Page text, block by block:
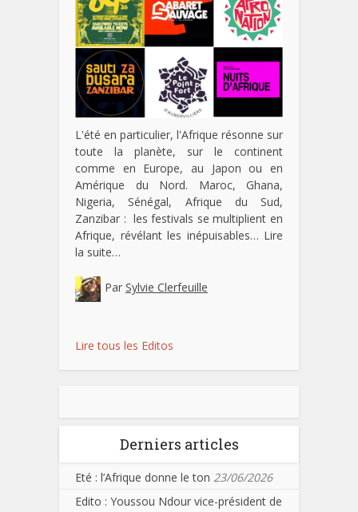
L'été en particulier, l'Afrique résonne sur
toute la planète, sur le continent
comme en Europe, au Japon ou en
Amérique du Nord. Maroc, Ghana,
Nigeria, Sénégal, Afrique du Sud,
Zanzibar : les festivals se multiplient en
Afrique, révélant les inépuisables… Lire
la suite…
Par Sylvie Clerfeuille
Lire tous les Editos
Derniers articles
Eté : l’Afrique donne le ton 23/06/2026
Edito : Youssou Ndour vice-président de